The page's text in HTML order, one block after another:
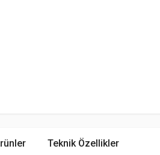
Teknik Özellikler